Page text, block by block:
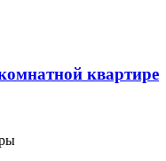
квартире